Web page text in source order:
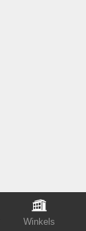
Winkels